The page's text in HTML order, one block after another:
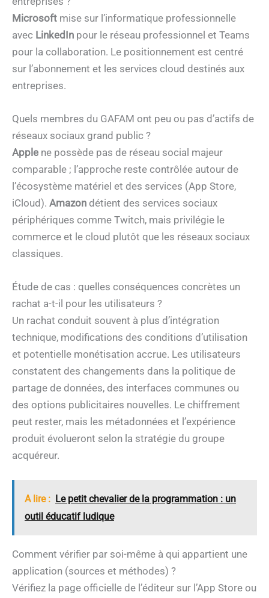
Microsoft mise sur l’informatique professionnelle
avec LinkedIn pour le réseau professionnel et Teams
pour la collaboration. Le positionnement est centré
sur l’abonnement et les services cloud destinés aux
entreprises.
Quels membres du GAFAM ont peu ou pas d’actifs de
réseaux sociaux grand public ?
Apple ne possède pas de réseau social majeur
comparable ; l’approche reste contrôlée autour de
l’écosystème matériel et des services (App Store,
iCloud). Amazon détient des services sociaux
périphériques comme Twitch, mais privilégie le
commerce et le cloud plutôt que les réseaux sociaux
classiques.
Étude de cas : quelles conséquences concrètes un
rachat a-t-il pour les utilisateurs ?
Un rachat conduit souvent à plus d’intégration
technique, modifications des conditions d’utilisation
et potentielle monétisation accrue. Les utilisateurs
constatent des changements dans la politique de
partage de données, des interfaces communes ou
des options publicitaires nouvelles. Le chiffrement
peut rester, mais les métadonnées et l’expérience
produit évolueront selon la stratégie du groupe
acquéreur.
A lire : Le petit chevalier de la programmation : un
outil éducatif ludique
Comment vérifier par soi-même à qui appartient une
application (sources et méthodes) ?
Vérifiez la page officielle de l’éditeur sur l’App Store ou